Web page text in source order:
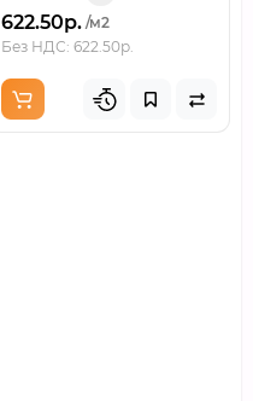
622.50р. /м2
Без НДС: 622.50р.